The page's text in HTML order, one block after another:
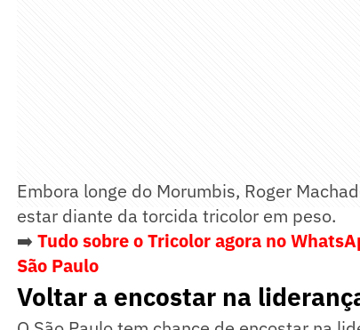
Embora longe do Morumbis, Roger
estar diante da torcida tricolor em peso.
➡️ Tudo sobre o Tricolor agora no
São Paulo
Voltar a encostar na